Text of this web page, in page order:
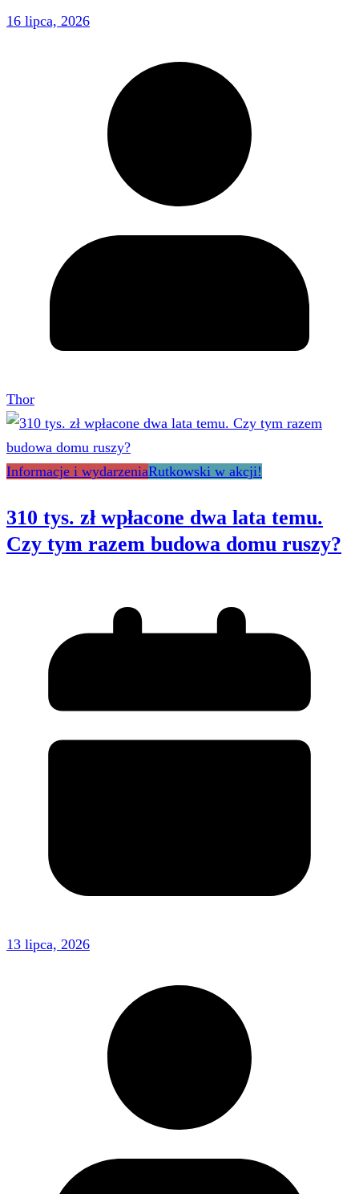
16 lipca, 2026
Thor
Informacje i wydarzeniaRutkowski w akcji!
310 tys. zł wpłacone dwa lata temu.
Czy tym razem budowa domu ruszy?
13 lipca, 2026